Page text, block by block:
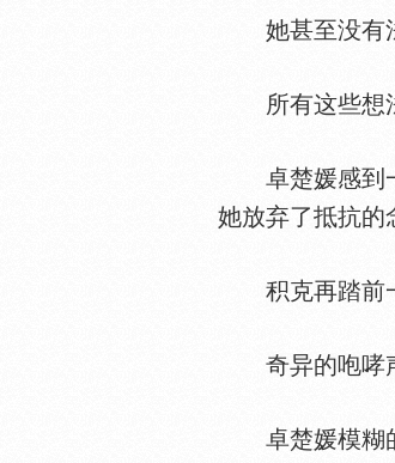
她甚至没有法
所有这些想法
卓楚媛感到一
她放弃了抵抗的
积克再踏前一
奇异的咆哮
卓楚媛模糊的